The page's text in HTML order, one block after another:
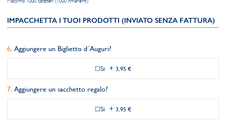
IMPACCHETTA I TUOI PRODOTTI (INVIATO SENZA FATTURA)
Aggiungere un Biglietto d´Auguri?
Si + 3,95 €
Aggiungere un sacchetto regalo?
Si + 3,95 €